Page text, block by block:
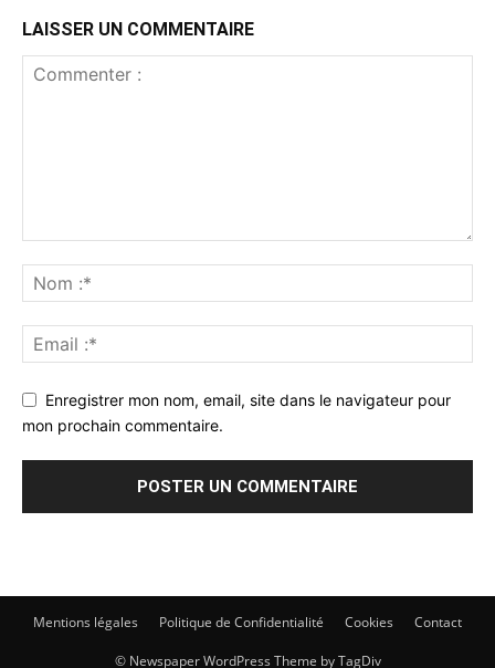
LAISSER UN COMMENTAIRE
Enregistrer mon nom, email, site dans le navigateur pour
mon prochain commentaire.
Mentions légales Politique de Confidentialité Cookies Contact
© Newspaper WordPress Theme by TagDiv